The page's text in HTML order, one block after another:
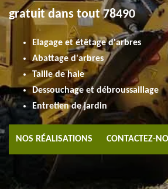
gratuit dans tout 78490
Elagage et étêtage d'arbres
Abattage d'arbres
Taille de haie
Dessouchage et débroussaillage
Entretien de jardin
NOS RÉALISATIONS CONTACTEZ-